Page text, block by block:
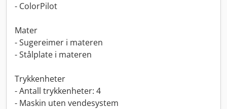
- ColorPilot
Mater
- Sugereimer i materen
- Stålplate i materen
Trykkenheter
- Antall trykkenheter: 4
- Maskin uten vendesystem